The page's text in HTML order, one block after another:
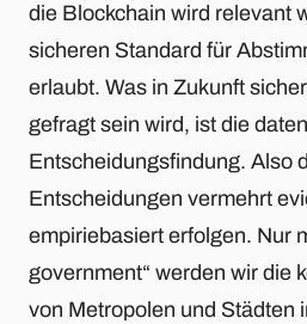
die Blockchain wird relevant
sicheren Standard für
erlaubt. Was in Zukunft
gefragt sein wird, ist die
Entscheidungsfindung. Also
Entscheidungen vermehrt
empiriebasiert erfolgen. Nur
government“ werden wir die
von Metropolen und Städten